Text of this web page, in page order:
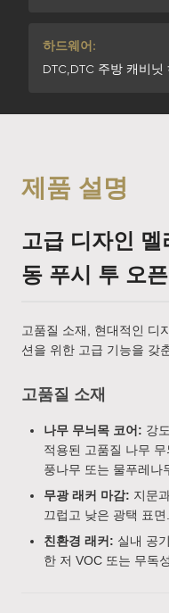
하드웨어:
DTC,DTC 주방 캐비닛
제품 설명
고급 디자인
동 푸시 투 오
고품질 소재, 현대적인 디
션을 위한 고급 기능을 갖
고품질 소재
나무 무늬목 코어: 강
적용된 고품질 나무
풍나무 또는 물푸레나
무광 래커 마감: 지문
끄럽고 낮은 광택 표면.
친환경 래커: 실내 공
한 저 VOC 또는 무독